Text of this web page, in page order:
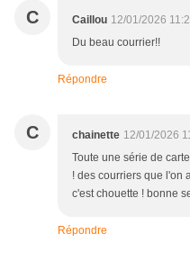
C Caillou 12/01/2026
Du beau courrier!!
Répondre
C chainette 12/01/2026
Toute une série de
! des courriers que l'on
c'est chouette ! bonne
Répondre